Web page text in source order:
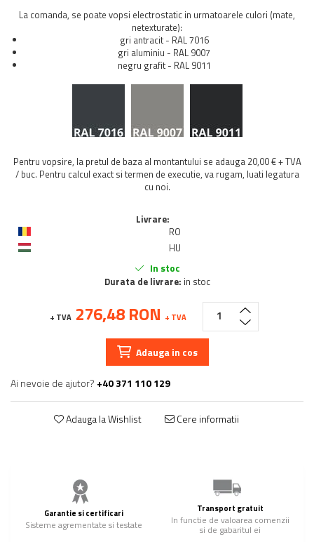
Suporturi traverse/garzi
Tevi si bare
La comanda, se poate vopsi electrostatic in urmatoarele culori (mate,
netexturate):
gri antracit - RAL 7016
gri aluminiu - RAL 9007
negru grafit - RAL 9011
Pentru vopsire, la pretul de baza al montantului se adauga 20,00 € + TVA
/ buc. Pentru calcul exact si termen de executie, va rugam, luati legatura
cu noi.
Livrare:
RO
HU
In stoc
Durata de livrare: in stoc
+ TVA 276,48 RON + TVA
Adauga in cos
Ai nevoie de ajutor? +40 371 110 129
Adauga la Wishlist Cere informatii
Garantie si certificari
Sisteme agrementate si testate
Transport gratuit
In functie de valoarea comenzii
si de gabaritul ei